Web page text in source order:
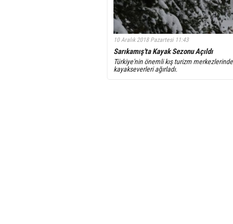
10 Aralık 2018 Pazartesi 11:43
Sarıkamış'ta Kayak Sezonu Açıldı
Türkiye'nin önemli kış turizm
kayakseverleri ağırladı.